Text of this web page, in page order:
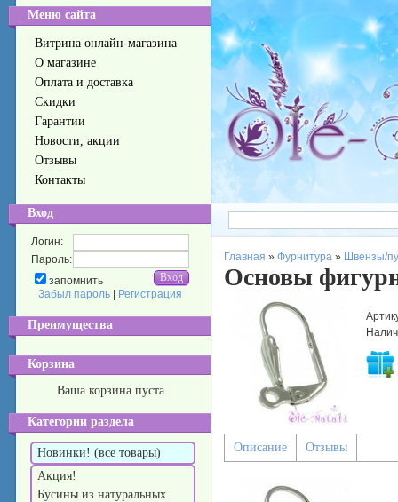
Меню сайта
Витрина онлайн-магазина
О магазине
Оплата и доставка
Скидки
Гарантии
Новости, акции
Отзывы
Контакты
Вход
Логин:
Пароль:
запомнить
Забыл пароль
Регистрация
Преимущества
Корзина
Ваша корзина пуста
Категории раздела
Новинки! (все товары)
Акция!
Бусины из натуральных
Главная » Фурнитура » Швензы/
Основы
Описание Отзывы